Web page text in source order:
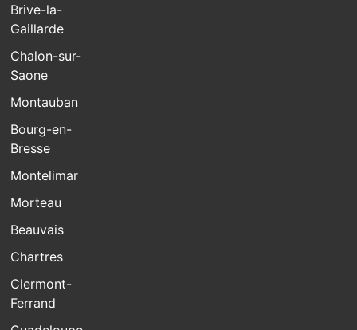
Brive-la-
Gaillarde
Chalon-sur-
Saone
Montauban
Bourg-en-
Bresse
Montelimar
Morteau
Beauvais
Chartres
Clermont-
Ferrand